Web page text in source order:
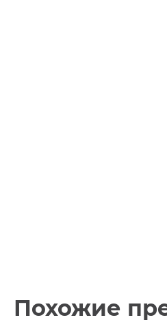
Похожие